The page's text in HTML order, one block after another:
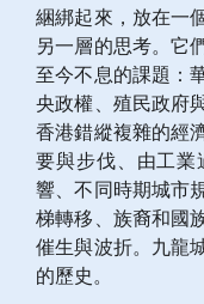
綑綁起來，放在一
另一層的思考。它
至今不息的課題：
央政權、殖民政府
香港錯縱複雜的經
要與步伐、由工
響、不同時期城市
梯轉移、族裔和國
催生與波折。九龍
的歷史。